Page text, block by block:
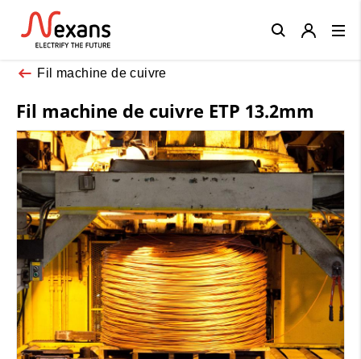
Fil machine de cuivre
Fil machine de cuivre ETP 13.2mm
Close